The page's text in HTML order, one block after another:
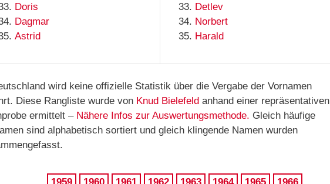
Doris
Dagmar
Astrid
Detlev
Norbert
Harald
wird keine offizielle Statistik über die Vergabe der Vornamen
Diese Rangliste wurde von Knud Bielefeld anhand einer repräsentativen
ermittelt – Nähere Infos zur Auswertungsmethode. Gleich häufige
sind alphabetisch sortiert und gleich klingende Namen wurden
1959 1960 1961 1962 1963 1964 1965 1966